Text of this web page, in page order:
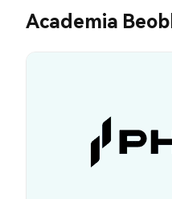
Academia